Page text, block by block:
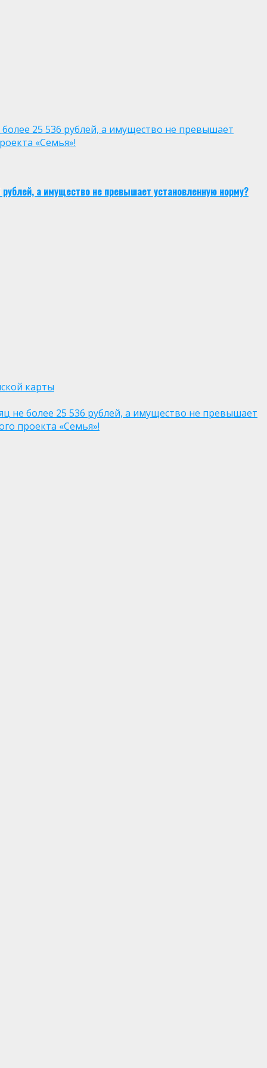
25 536 рублей, а имущество не превышает
«Семья»!
а имущество не превышает установленную норму?
карты
не более 25 536 рублей, а имущество не превышает
проекта «Семья»!